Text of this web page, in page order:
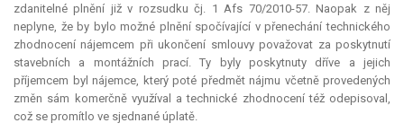
zdanitelné plnění již v rozsudku čj. 1 Afs 70/2010-57. Naopak z něj
neplyne, že by bylo možné plnění spočívající v přenechání technického
zhodnocení nájemcem při ukončení smlouvy považovat za poskytnutí
stavebních a montážních prací. Ty byly poskytnuty dříve a jejich
příjemcem byl nájemce, který poté předmět nájmu včetně provedených
změn sám komerčně využíval a technické zhodnocení též odepisoval,
což se promítlo ve sjednané úplatě.